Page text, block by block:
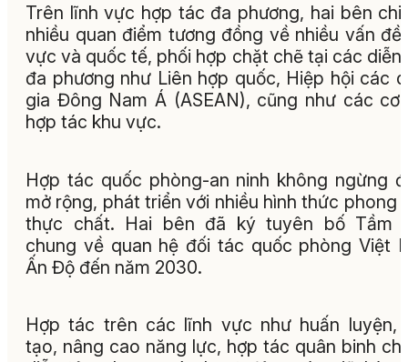
Trên lĩnh vực hợp tác đa phương, hai bên
nhiều quan điểm tương đồng về nhiều vấn đề
vực và quốc tế, phối hợp chặt chẽ tại các diễn
đa phương như Liên hợp quốc, Hiệp hội các
gia Đông Nam Á (ASEAN), cũng như các cơ
hợp tác khu vực.
Hợp tác quốc phòng-an ninh không ngừng
mở rộng, phát triển với nhiều hình thức phong
thực chất. Hai bên đã ký tuyên bố Tầm
chung về quan hệ đối tác quốc phòng Việt
Ấn Độ đến năm 2030.
Hợp tác trên các lĩnh vực như huấn luyện,
tạo, nâng cao năng lực, hợp tác quân binh